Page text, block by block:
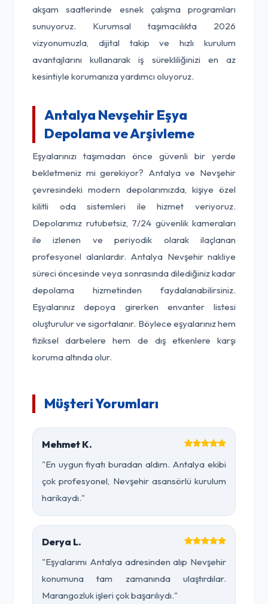
akşam saatlerinde esnek çalışma programları
sunuyoruz. Kurumsal taşımacılıkta 2026
vizyonumuzla, dijital takip ve hızlı kurulum
avantajlarını kullanarak iş sürekliliğinizi en az
kesintiyle korumanıza yardımcı oluyoruz.
Antalya Nevşehir Eşya
Depolama ve Arşivleme
Eşyalarınızı taşımadan önce güvenli bir yerde
bekletmeniz mi gerekiyor? Antalya ve Nevşehir
çevresindeki modern depolarımızda, kişiye özel
kilitli oda sistemleri ile hizmet veriyoruz.
Depolarımız rutubetsiz, 7/24 güvenlik kameraları
ile izlenen ve periyodik olarak ilaçlanan
profesyonel alanlardır. Antalya Nevşehir nakliye
süreci öncesinde veya sonrasında dilediğiniz kadar
depolama hizmetinden faydalanabilirsiniz.
Eşyalarınız depoya girerken envanter listesi
oluşturulur ve sigortalanır. Böylece eşyalarınız hem
fiziksel darbelere hem de dış etkenlere karşı
koruma altında olur.
Müşteri Yorumları
Mehmet K.
"En uygun fiyatı buradan aldım. Antalya ekibi
çok profesyonel, Nevşehir asansörlü kurulum
harikaydı."
Derya L.
"Eşyalarımı Antalya adresinden alıp Nevşehir
konumuna tam zamanında ulaştırdılar.
Marangozluk işleri çok başarılıydı."